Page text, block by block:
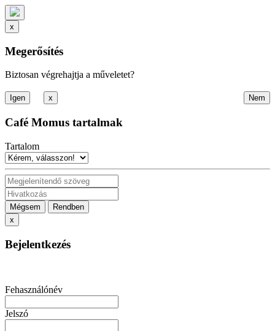
x
Megerősítés
Biztosan végrehajtja a műveletet?
x
Café Momus tartalmak
Tartalom
Mégsem
Rendben
x
Bejelentkezés
Fehasználónév
Jelszó